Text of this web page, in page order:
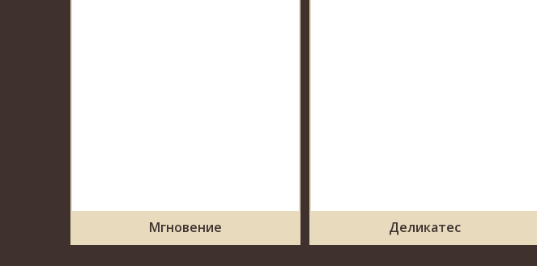
Мгновение Деликатес